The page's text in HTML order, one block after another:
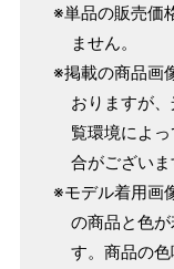
サイズ
～
SW
※単品の販売価
ません。
※掲載の商品画
おりますが
覧環境によ
合がございま
※モデル着用画
の商品と色
す。商品の